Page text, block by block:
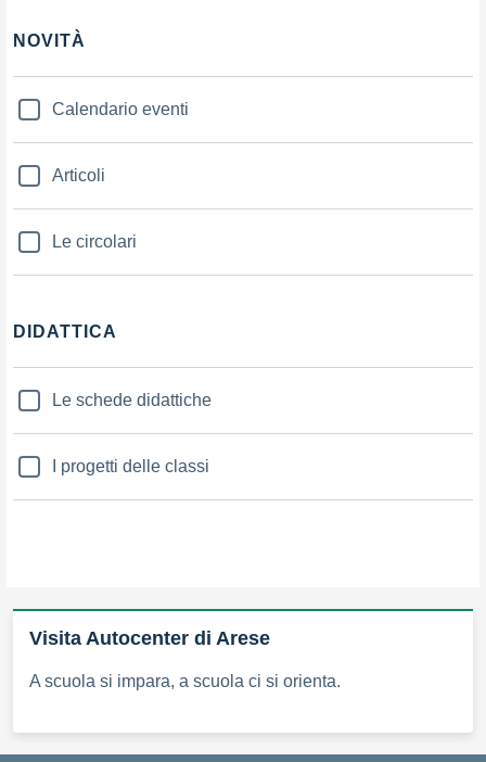
NOVITÀ
Calendario eventi
Articoli
Le circolari
DIDATTICA
Le schede didattiche
I progetti delle classi
Visita Autocenter di Arese
A scuola si impara, a scuola ci si orienta.